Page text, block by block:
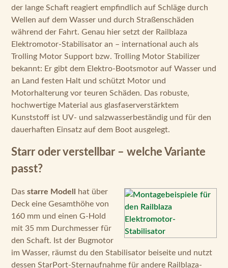
der lange Schaft reagiert empfindlich auf Schläge durch
Wellen auf dem Wasser und durch Straßenschäden
während der Fahrt. Genau hier setzt der Railblaza
Elektromotor-Stabilisator an – international auch als
Trolling Motor Support bzw. Trolling Motor Stabilizer
bekannt: Er gibt dem Elektro-Bootsmotor auf Wasser und
an Land festen Halt und schützt Motor und
Motorhalterung vor teuren Schäden. Das robuste,
hochwertige Material aus glasfaserverstärktem
Kunststoff ist UV- und salzwasserbeständig und für den
dauerhaften Einsatz auf dem Boot ausgelegt.
Starr oder verstellbar – welche Variante
passt?
Das starre Modell
hat über
Deck eine Gesamthöhe von
160 mm und einen G-Hold
mit 35 mm Durchmesser für
den Schaft. Ist der Bugmotor
im Wasser, räumst du den Stabilisator beiseite und nutzt
dessen StarPort-Sternaufnahme für andere Railblaza-